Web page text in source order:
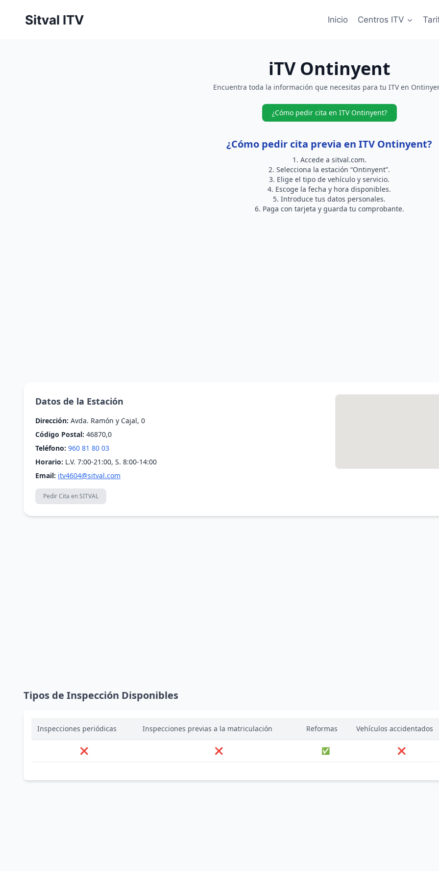
Sitval ITV Inicio Centros ITV
iTV Ontinyent
Encuentra toda la información que necesitas para tu ITV en
¿Cómo pedir cita en ITV Ontinyent?
¿Cómo pedir cita previa en ITV Ontinyent?
Accede a sitval.com.
Selecciona la estación “Ontinyent”.
Elige el tipo de vehículo y servicio.
Escoge la fecha y hora disponibles.
Introduce tus datos personales.
Paga con tarjeta y guarda tu comprobante.
Datos de la Estación
Dirección: Avda. Ramón y Cajal, 0
Código Postal: 46870,0
Teléfono: 960 81 80 03
Horario: L.V. 7:00-21:00, S. 8:00-14:00
Email: itv4604@sitval.com
Pedir Cita en SITVAL
Tipos de Inspección Disponibles
Inspecciones periódicas Inspecciones previas a la matriculación Reformas Vehículos accidentados
❌ ❌ ✅ ❌